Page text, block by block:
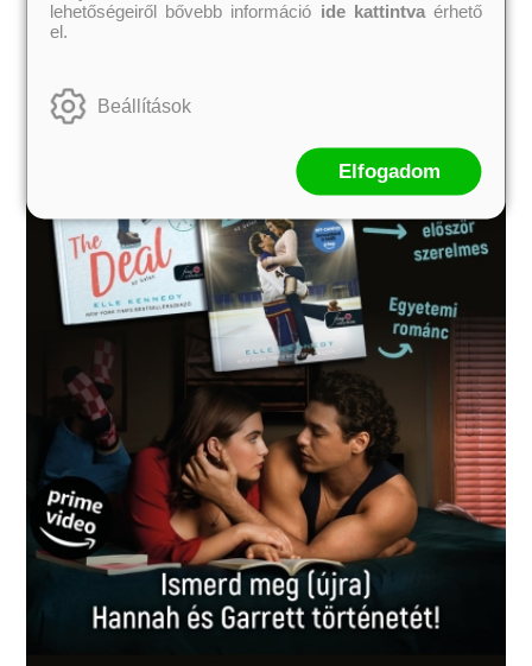
lehetőségeiről bővebb információ ide kattintvaérhető
el.
Beállítások
Elfogadom